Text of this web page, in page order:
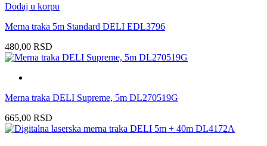
Dodaj u korpu
Merna traka 5m Standard DELI EDL3796
480,00 RSD
Merna traka DELI Supreme, 5m DL270519G
665,00 RSD